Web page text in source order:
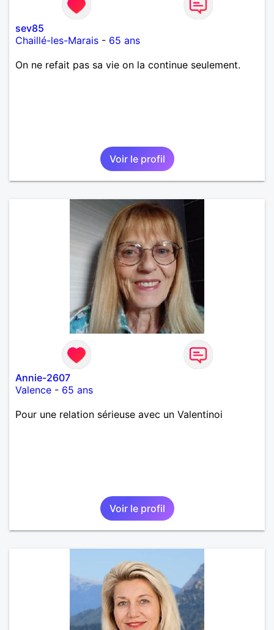
sev85
Chaillé-les-Marais - 65 ans
On ne refait pas sa vie on la continue seulement.
Voir le profil
Annie-2607
Valence - 65 ans
Pour une relation sérieuse avec un Valentinoi
Voir le profil